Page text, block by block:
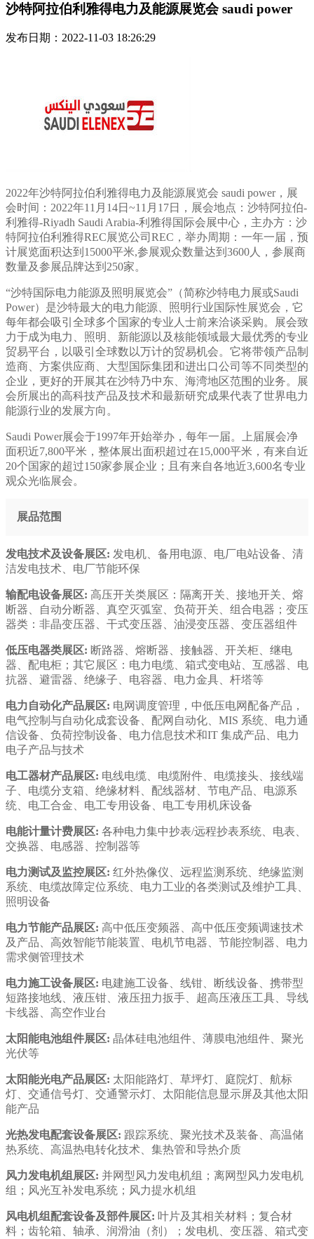
沙特阿拉伯利雅得电力及能源展览会 saudi power
发布日期：2022-11-03 18:26:29
2022年沙特阿拉伯利雅得电力及能源展览会 saudi power，展
会时间：2022年11月14日~11月17日，展会地点：沙特阿拉伯-
利雅得-Riyadh Saudi Arabia-利雅得国际会展中心，主办方：沙
特阿拉伯利雅得REC展览公司REC，举办周期：一年一届，预
计展览面积达到15000平米,参展观众数量达到3600人，参展商
数量及参展品牌达到250家。
“沙特国际电力能源及照明展览会”（简称沙特电力展或Saudi
Power）是沙特最大的电力能源、照明行业国际性展览会，它
每年都会吸引全球多个国家的专业人士前来洽谈采购。展会致
力于成为电力、照明、新能源以及核能领域最大最优秀的专业
贸易平台，以吸引全球数以万计的贸易机会。它将带领产品制
造商、方案供应商、大型国际集团和进出口公司等不同类型的
企业，更好的开展其在沙特乃中东、海湾地区范围的业务。展
会所展出的高科技产品及技术和最新研究成果代表了世界电力
能源行业的发展方向。
Saudi Power展会于1997年开始举办，每年一届。上届展会净
面积近7,800平米，整体展出面积超过在15,000平米，有来自近
20个国家的超过150家参展企业；且有来自各地近3,600名专业
观众光临展会。
展品范围
发电技术及设备展区: 发电机、备用电源、电厂电站设备、清
洁发电技术、电厂节能环保
输配电设备展区: 高压开关类展区：隔离开关、接地开关、熔
断器、自动分断器、真空灭弧室、负荷开关、组合电器；变压
器类：非晶变压器、干式变压器、油浸变压器、变压器组件
低压电器类展区: 断路器、熔断器、接触器、开关柜、继电
器、配电柜；其它展区：电力电缆、箱式变电站、互感器、电
抗器、避雷器、绝缘子、电容器、电力金具、杆塔等
电力自动化产品展区: 电网调度管理，中低压电网配备产品，
电气控制与自动化成套设备、配网自动化、MIS 系统、电力通
信设备、负荷控制设备、电力信息技术和IT 集成产品、电力
电子产品与技术
电工器材产品展区: 电线电缆、电缆附件、电缆接头、接线端
子、电缆分支箱、绝缘材料、配线器材、节电产品、电源系
统、电工合金、电工专用设备、电工专用机床设备
电能计量计费展区: 各种电力集中抄表/远程抄表系统、电表、
交换器、电感器、控制器等
电力测试及监控展区: 红外热像仪、远程监测系统、绝缘监测
系统、电缆故障定位系统、电力工业的各类测试及维护工具、
照明设备
电力节能产品展区: 高中低压变频器、高中低压变频调速技术
及产品、高效智能节能装置、电机节电器、节能控制器、电力
需求侧管理技术
电力施工设备展区: 电建施工设备、线钳、断线设备、携带型
短路接地线、液压钳、液压扭力扳手、超高压液压工具、导线
卡线器、高空作业台
太阳能电池组件展区: 晶体硅电池组件、薄膜电池组件、聚光
光伏等
太阳能光电产品展区: 太阳能路灯、草坪灯、庭院灯、航标
灯、交通信号灯、交通警示灯、太阳能信息显示屏及其他太阳
能产品
光热发电配套设备展区: 跟踪系统、聚光技术及装备、高温储
热系统、高温热电转化技术、集热管和导热介质
风力发电机组展区: 并网型风力发电机组；离网型风力发电机
组；风光互补发电系统；风力提水机组
风电机组配套设备及部件展区: 叶片及其相关材料；复合材
料；齿轮箱、轴承、润滑油（剂）；发电机、变压器、箱式变